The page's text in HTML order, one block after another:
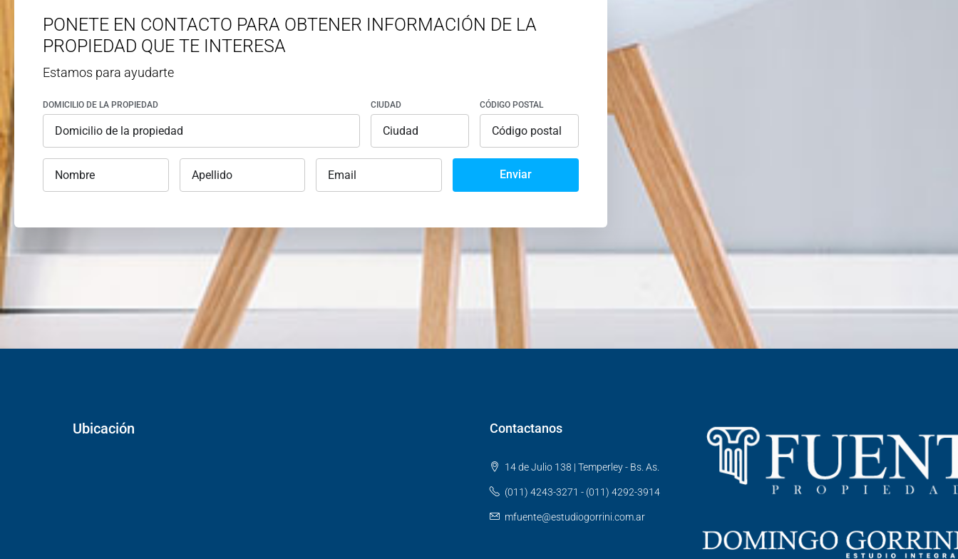
PONETE EN CONTACTO PARA OBTENER INFORMACIÓN DE LA
PROPIEDAD QUE TE INTERESA
Estamos para ayudarte
DOMICILIO DE LA PROPIEDAD CIUDAD CÓDIGO POSTAL
Enviar
Ubicación Contactanos
14 de Julio 138 | Temperley - Bs. As.
(011) 4243-3271 - (011) 4292-3914
mfuente@estudiogorrini.com.ar